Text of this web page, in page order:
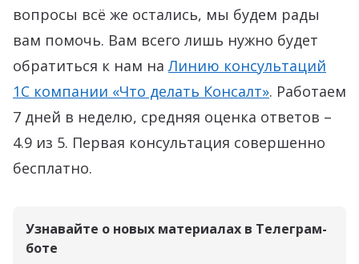
вопросы всё же остались, мы будем рады
вам помочь. Вам всего лишь нужно будет
обратиться к нам наЛинию консультаций
1С компании «Что делать Консалт». Работаем
7 дней в неделю, средняя оценка ответов –
4.9 из 5. Первая консультация совершенно
бесплатно.
Узнавайте о новых материалах в Телеграм-
боте